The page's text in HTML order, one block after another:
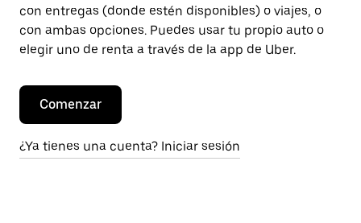
con entregas (donde estén disponibles) o viajes, o
con ambas opciones. Puedes usar tu propio auto o
elegir uno de renta a través de la app de Uber.
Comenzar
¿Ya tienes una cuenta? Iniciar sesión